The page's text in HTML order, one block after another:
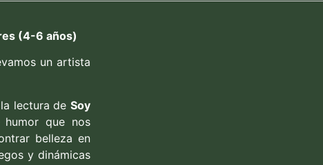
(4-6 años)
un artista
la lectura deSoy
que nos
belleza en
y dinámicas